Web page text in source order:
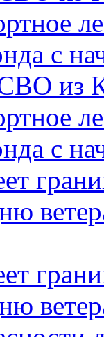
с
из
с